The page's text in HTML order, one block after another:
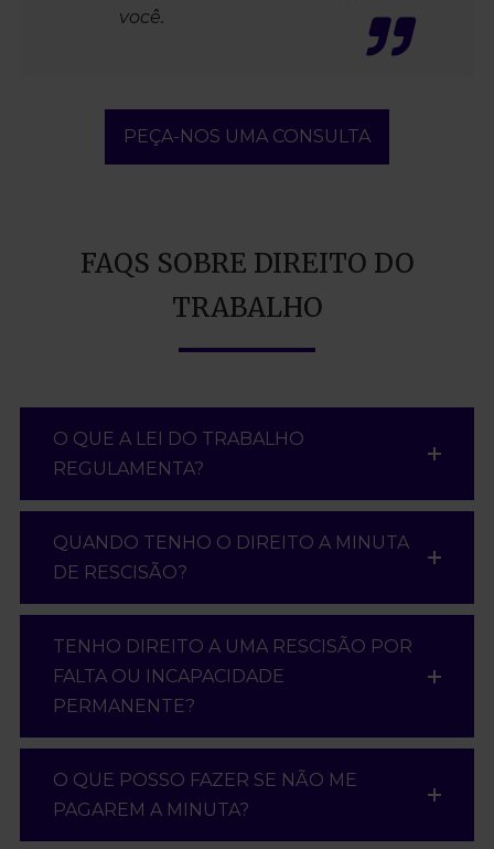
você.
PEÇA-NOS UMA CONSULTA
FAQS SOBRE DIREITO DO
TRABALHO
O QUE A LEI DO TRABALHO
REGULAMENTA?
QUANDO TENHO O DIREITO A MINUTA
DE RESCISÃO?
TENHO DIREITO A UMA RESCISÃO POR
FALTA OU INCAPACIDADE
PERMANENTE?
O QUE POSSO FAZER SE NÃO ME
PAGAREM A MINUTA?